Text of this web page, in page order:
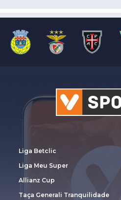
Liga Betclic
Liga Meu Super
Allianz Cup
Taça Generali Tranquilidade